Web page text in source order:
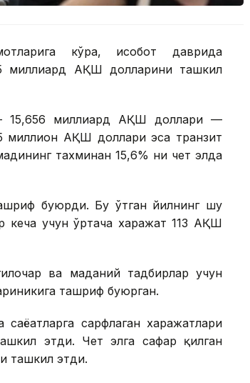
кўра, ҳисобот даврида
миллиард АҚШ долларини ташкил
15,656 миллиард АҚШ доллари —
миллион АҚШ доллари эса транзит
тахминан 15,6% ни чет элда
буюрди. Бу ўтган йилнинг шу
кеча учун ўртача харажат 113 АҚШ
ва маданий тадбирлар учун
ташриф буюрган.
сарфлаган харажатлари
этди. Чет элга сафар қилган
ташкил этди.